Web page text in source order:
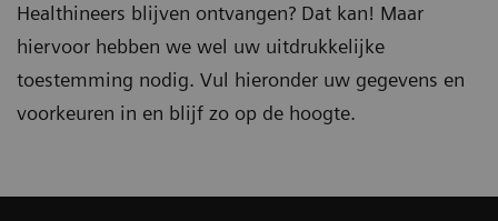
Healthineers blijven ontvangen? Dat kan! Maar
hiervoor hebben we wel uw uitdrukkelijke
toestemming nodig. Vul hieronder uw gegevens en
voorkeuren in en blijf zo op de hoogte.